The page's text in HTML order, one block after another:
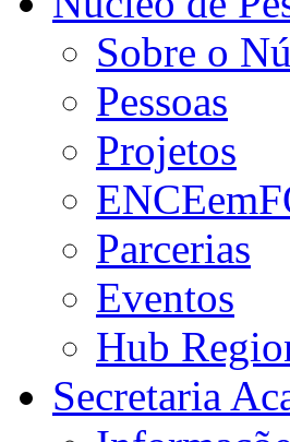
Sobre o
Pessoas
Projetos
Parcerias
Eventos
Hub
Secretaria